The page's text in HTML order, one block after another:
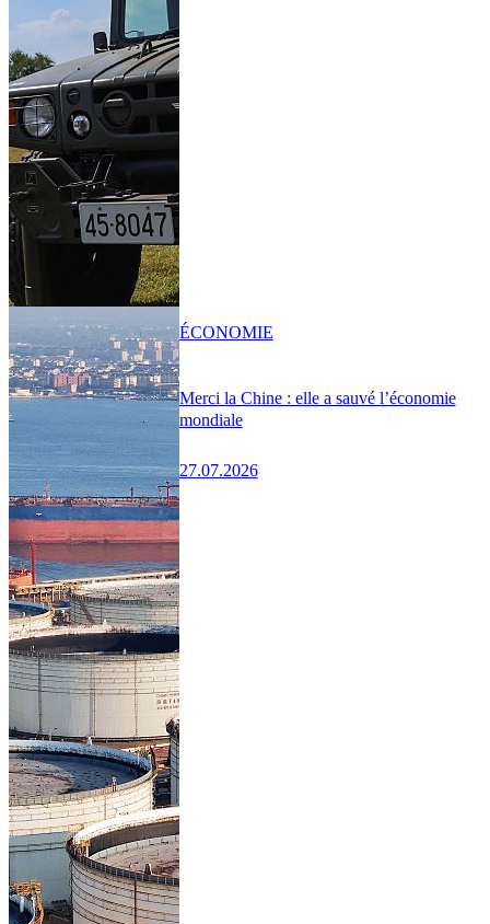
Merci la Chine : elle a sauvé l’économie
mondiale
27.07.2026
ÉCONOMIE